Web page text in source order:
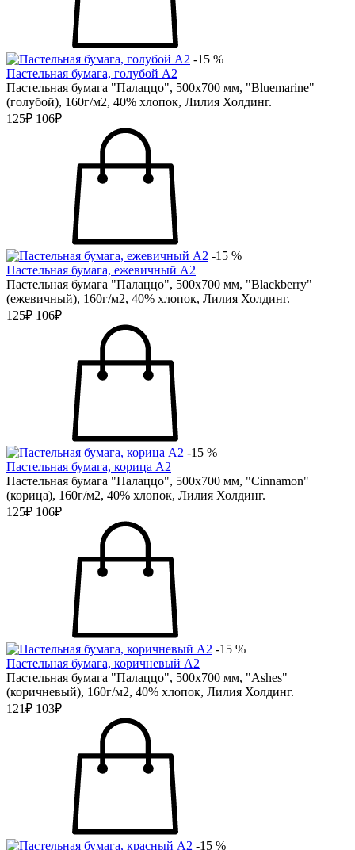
-15 %
Пастельная бумага, голубой А2
Пастельная бумага "Палаццо", 500х700 мм, "Bluemarine"
(голубой), 160г/м2, 40% хлопок, Лилия Холдинг.
125₽ 106₽
-15 %
Пастельная бумага, ежевичный А2
Пастельная бумага "Палаццо", 500х700 мм, "Blackberry"
(ежевичный), 160г/м2, 40% хлопок, Лилия Холдинг.
125₽ 106₽
-15 %
Пастельная бумага, корица А2
Пастельная бумага "Палаццо", 500х700 мм, "Cinnamon"
(корица), 160г/м2, 40% хлопок, Лилия Холдинг.
125₽ 106₽
-15 %
Пастельная бумага, коричневый А2
Пастельная бумага "Палаццо", 500х700 мм, "Ashes"
(коричневый), 160г/м2, 40% хлопок, Лилия Холдинг.
121₽ 103₽
-15 %